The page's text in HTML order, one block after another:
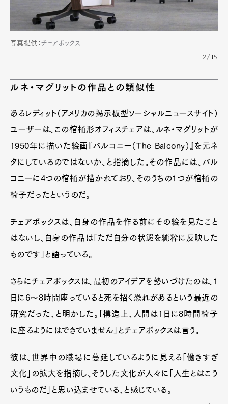
写真提供：チェアボックス
2/15
ルネ・マグリットの作品との類似性
あるレディット（アメリカの掲示板型ソーシャルニュースサイト）
ユーザーは、この棺桶形オフィスチェアは、ルネ・マグリットが
1950年に描いた絵画『バルコニー（The Balcony）』を元ネ
タにしているのではないか、と指摘した。その作品には、バル
コニーに4つの棺桶が描かれており、そのうちの1つが棺桶の
椅子だったというのだ。
チェアボックスは、自身の作品を作る前にその絵を見たこと
はないし、自身の作品は「ただ自分の状態を純粋に反映した
ものです」と語っている。
さらにチェアボックスは、最初のアイデアを勢いづけたのは、1
日に6～8時間座っていると死を招く恐れがあるという最近の
研究だった、と明かした。「構造上、人間は1日に8時間椅子
に座るようにはできていません」とチェアボックスは言う。
彼は、世界中の職場に蔓延しているように見える「働きすぎ
文化」の拡大を指摘し、そうした文化が人々に「人生とはこう
いうものだ」と思い込ませている、と感じている。